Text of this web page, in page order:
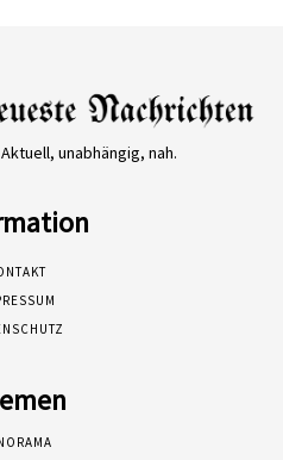
unabhängig, nah.